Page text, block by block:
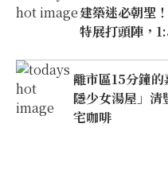
建築迷必朝聖
特展打頭陣，
離市區15分鐘
隱少女湯屋」清
宅咖啡